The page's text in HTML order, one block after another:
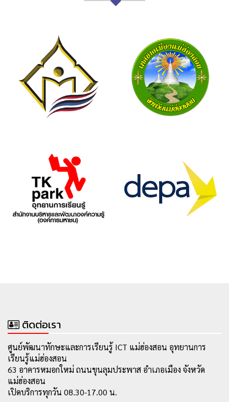
ติดต่อเรา
ศูนย์พัฒนาทักษะและการเรียนรู้ ICT แม่ฮ่องสอน อุทยานการ
เรียนรู้แม่ฮ่องสอน
63 อาคารหมอกใหม่ ถนนขุนลุมประพาส อำเภอเมือง จังหวัด
แม่ฮ่องสอน
เปิดบริการทุกวัน 08.30-17.00 น.